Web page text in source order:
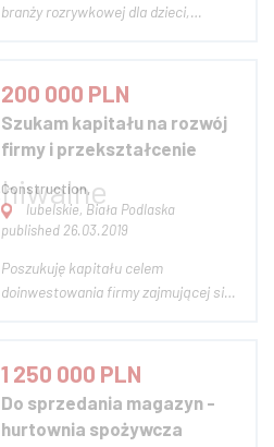
branży rozrywkowej dla dzieci,
wskaźnikami wzrostu. Sala posiada
świetną lokalizację przy głównej
drodze w mieście, niedaleko nowe
osiedla młodych z dz...
200 000 PLN
Szukam kapitału na rozwój
firmy i przekształcenie
Construction,
lubelskie, Biała Podlaska
published 26.03.2019
Poszukuję kapitału celem
doinwestowania firmy zajmującej się
istniejącej firmy w spółkę zoo z
wejściem nowego wspólnika. Podział
udziałów do ustalenia, także podział
zadań, może być udział czynny...
1 250 000 PLN
Do sprzedania magazyn -
hurtownia spożywcza